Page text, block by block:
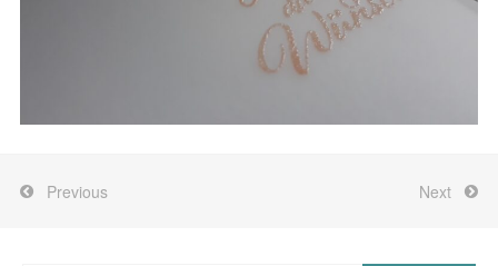
Previous Next